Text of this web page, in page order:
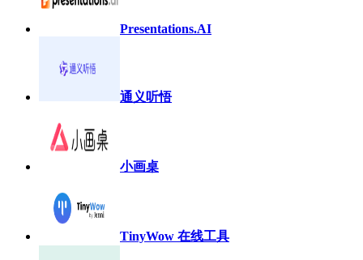
Presentations.AI
通义听悟
小画桌
TinyWow 在线工具